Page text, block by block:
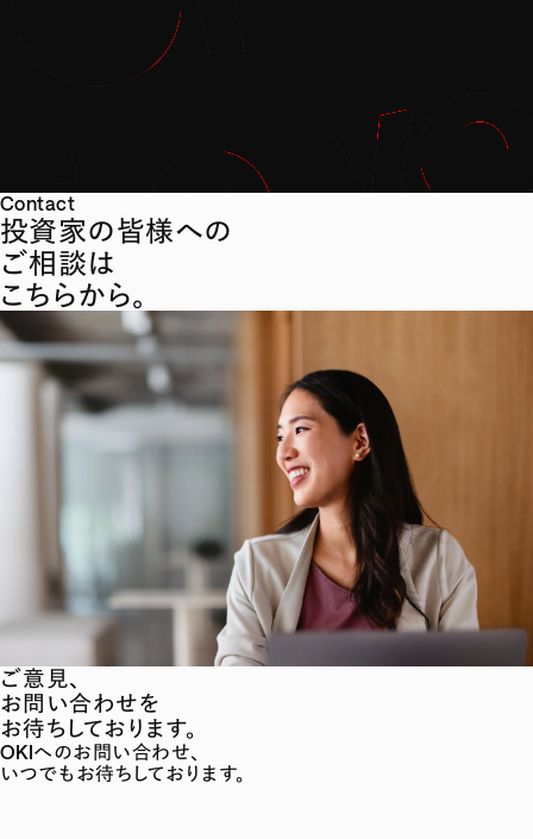
Contact
投資家の皆様への
ご相談は
こちらから。
ご意見、
お問い合わせを
お待ちしております。
OKIへのお問い合わせ、
いつでもお待ちしております。